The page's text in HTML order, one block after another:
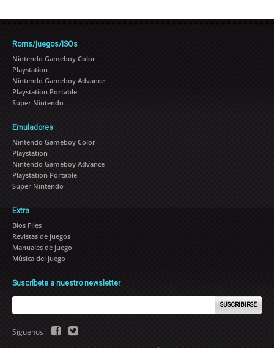
Roms/juegos/ISOs
Nintendo Gameboy Color
Playstation
Nintendo Gameboy Advance
Playstation Portable
Super Nintendo
Emuladores
Nintendo Gameboy Color
Playstation
Nintendo Gameboy Advance
Playstation Portable
Super Nintendo
Extra
Bios Files
Revistas de juegos
Manuales de juego
Música del juego
Suscríbete a nuestro newsletter
SUSCRIBIRSE
Síguenos